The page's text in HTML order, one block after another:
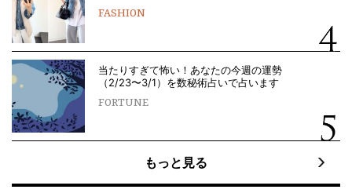
FASHION
当たりすぎて怖い！あなたの今週の運勢
（2/23〜3/1）を数秘術占いで占います
FORTUNE
もっと見る